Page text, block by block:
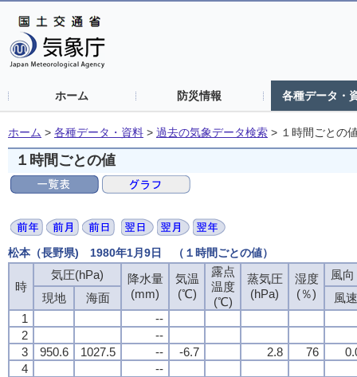
ホーム 防災情報 各種データ・
ホーム > 各種データ・資料 > 過去の気象データ検索 > １時間ごとの
１時間ごとの値
松本（長野県) 1980年1月9日 （１時間ごとの値）
時
気圧(hPa)
降水量
(mm)
気温
(℃)
露点
温度
(℃)
蒸気圧
(hPa)
湿度
(％)
風
現地
海面
風速
1
--
2
--
3
950.6 1027.5 -- -6.7 2.8 76
4
--